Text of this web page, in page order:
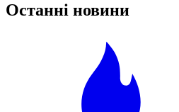
Останні новини